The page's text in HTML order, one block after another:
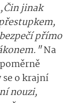
jinak
přímo
Na
o krajní
nouzi,